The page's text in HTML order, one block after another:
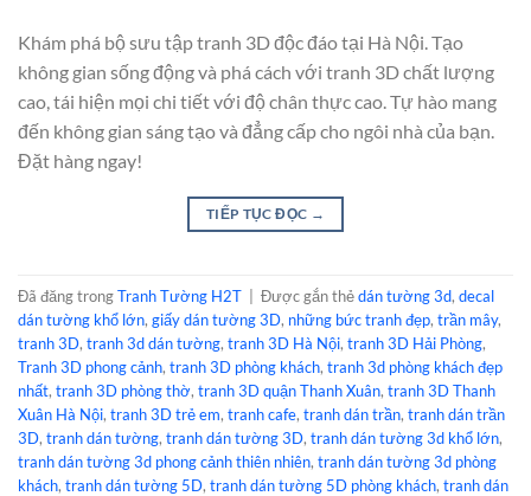
Khám phá bộ sưu tập tranh 3D độc đáo tại Hà Nội. Tạo
không gian sống động và phá cách với tranh 3D chất lượng
cao, tái hiện mọi chi tiết với độ chân thực cao. Tự hào mang
đến không gian sáng tạo và đẳng cấp cho ngôi nhà của bạn.
Đặt hàng ngay!
TIẾP TỤC ĐỌC →
Đã đăng trongTranh Tường H2T Được gắn thẻdán tường 3d, decal
dán tường khổ lớn, giấy dán tường 3D, những bức tranh đẹp, trần mây,
tranh 3D, tranh 3d dán tường, tranh 3D Hà Nội, tranh 3D Hải Phòng,
Tranh 3D phong cảnh, tranh 3D phòng khách, tranh 3d phòng khách đẹp
nhất, tranh 3D phòng thờ, tranh 3D quận Thanh Xuân, tranh 3D Thanh
Xuân Hà Nội, tranh 3D trẻ em, tranh cafe, tranh dán trần, tranh dán trần
3D, tranh dán tường, tranh dán tường 3D, tranh dán tường 3d khổ lớn,
tranh dán tường 3d phong cảnh thiên nhiên, tranh dán tường 3d phòng
khách, tranh dán tường 5D, tranh dán tường 5D phòng khách, tranh dán